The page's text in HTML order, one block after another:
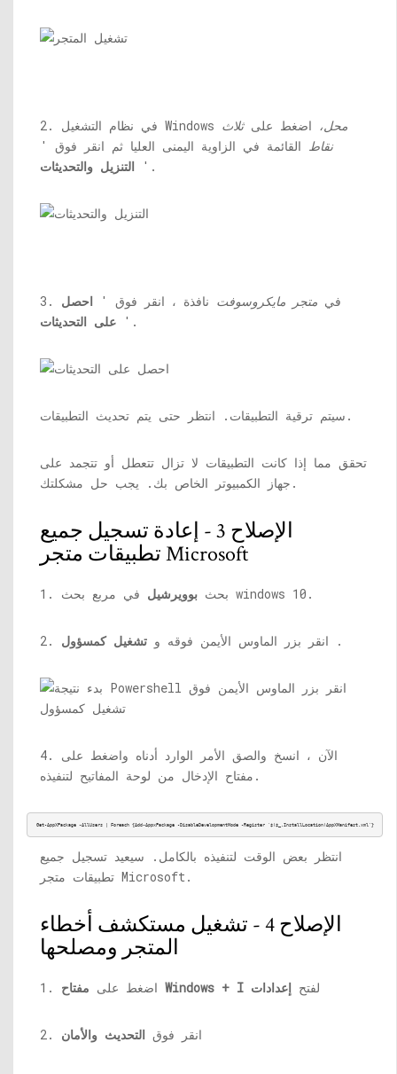
2. في نظام التشغيل Windows محل، اضغط علىثلاث
نقاط القائمة في الزاوية اليمنى العليا ثم انقر فوق '
التنزيل والتحديثات '.
3. في متجر مايكروسوفت نافذة ، انقر فوق ' احصل
على التحديثات '.
سيتم ترقية التطبيقات. انتظر حتى يتم تحديث التطبيقات.
تحقق مما إذا كانت التطبيقات لا تزال تتعطل أو تتجمد على
جهاز الكمبيوتر الخاص بك. يجب حل مشكلتك.
الإصلاح 3 - إعادة تسجيل جميع
تطبيقات متجر Microsoft
1. بحث بوويرشيل في مربع بحث windows 10.
2. انقر بزر الماوس الأيمن فوقه و تشغيل كمسؤول .
4. الآن ، انسخ والصق الأمر الوارد أدناه واضغط على
مفتاح الإدخال من لوحة المفاتيح لتنفيذه.
Get-AppXPackage -AllUsers | Foreach {Add-AppxPackage -DisableDevelopmentMode -Register '$($_.InstallLocation)AppXManifest.xml '}
انتظر بعض الوقت لتنفيذه بالكامل. سيعيد تسجيل جميع
تطبيقات متجر Microsoft.
الإصلاح 4 - تشغيل مستكشف أخطاء
المتجر ومصلحها
1. اضغط على مفتاح Windows + I لفتح إعدادات
2. انقر فوق التحديث والأمان